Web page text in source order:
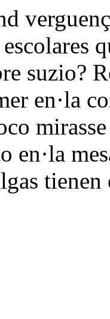
escolares
suzio?
en·la
en·la
tienen